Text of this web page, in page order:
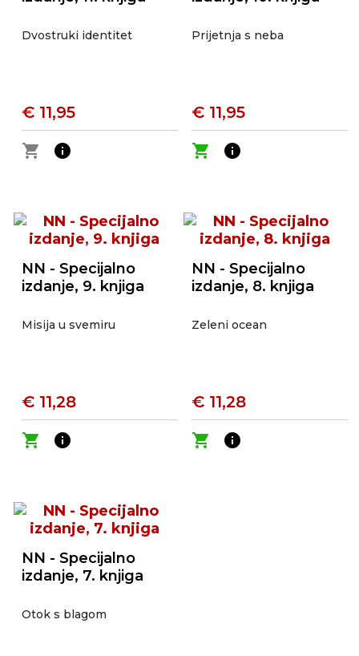
Dvostruki identitet
€ 11,95
shopping_cart
info
Prijetnja s neba
€ 11,95
shopping_cart
info
NN - Specijalno
izdanje, 9. knjiga
Misija u svemiru
€ 11,28
shopping_cart
info
NN - Specijalno
izdanje, 8. knjiga
Zeleni ocean
€ 11,28
shopping_cart
info
NN - Specijalno
izdanje, 7. knjiga
Otok s blagom